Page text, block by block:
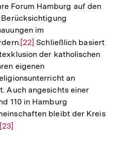
der
Forum Hamburg auf den
im
Zur
Auflösung
der
Fußnote
[22] Schließlich basiert
der katholischen
eigenen
an
Auch angesichts einer
110 in Hamburg
bleibt der Kreis
Zur
[23]